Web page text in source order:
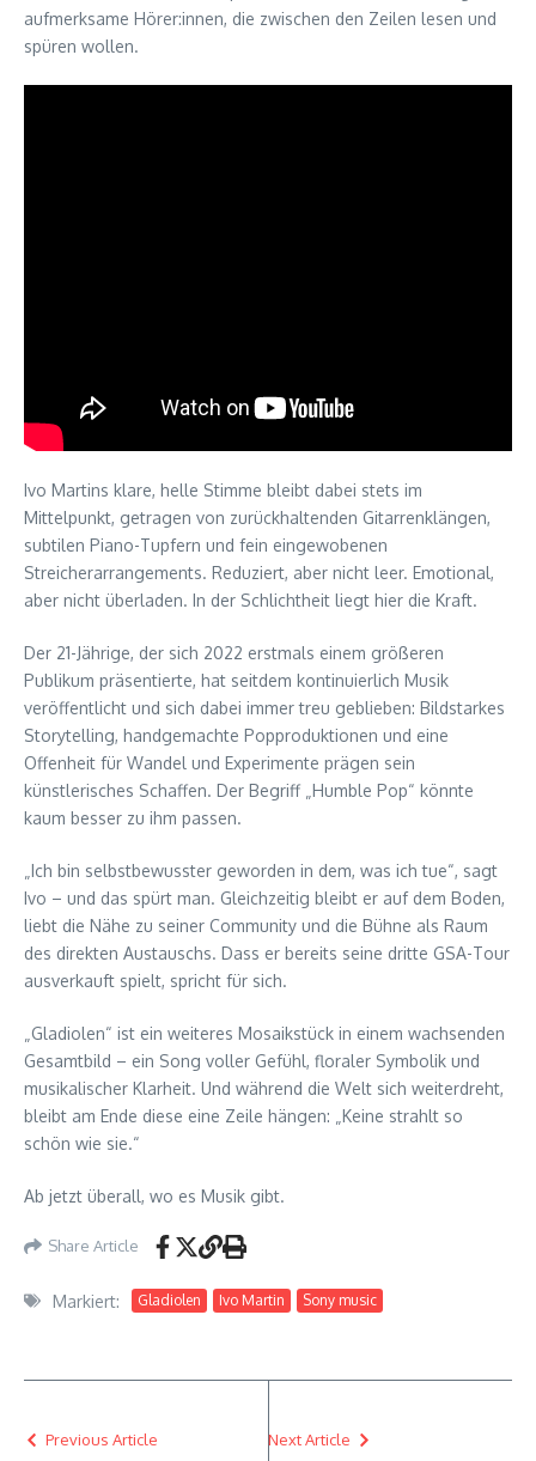
aufmerksame Hörer:innen, die zwischen den Zeilen lesen und
spüren wollen.
Ivo Martins klare, helle Stimme bleibt dabei stets im
Mittelpunkt, getragen von zurückhaltenden Gitarrenklängen,
subtilen Piano-Tupfern und fein eingewobenen
Streicherarrangements. Reduziert, aber nicht leer. Emotional,
aber nicht überladen. In der Schlichtheit liegt hier die Kraft.
Der 21-Jährige, der sich 2022 erstmals einem größeren
Publikum präsentierte, hat seitdem kontinuierlich Musik
veröffentlicht und sich dabei immer treu geblieben: Bildstarkes
Storytelling, handgemachte Popproduktionen und eine
Offenheit für Wandel und Experimente prägen sein
künstlerisches Schaffen. Der Begriff „Humble Pop“ könnte
kaum besser zu ihm passen.
„Ich bin selbstbewusster geworden in dem, was ich tue“, sagt
Ivo – und das spürt man. Gleichzeitig bleibt er auf dem Boden,
liebt die Nähe zu seiner Community und die Bühne als Raum
des direkten Austauschs. Dass er bereits seine dritte GSA-Tour
ausverkauft spielt, spricht für sich.
„Gladiolen“ ist ein weiteres Mosaikstück in einem wachsenden
Gesamtbild – ein Song voller Gefühl, floraler Symbolik und
musikalischer Klarheit. Und während die Welt sich weiterdreht,
bleibt am Ende diese eine Zeile hängen: „Keine strahlt so
schön wie sie.“
Ab jetzt überall, wo es Musik gibt.
Share Article
Markiert: Gladiolen Ivo Martin Sony music
Previous Article Next Article